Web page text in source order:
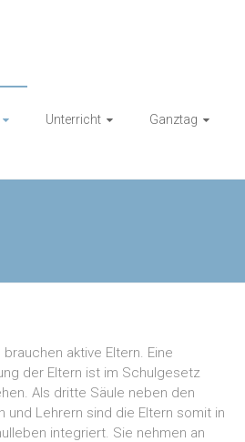
Unterricht Ganztag
brauchen aktive Eltern. Eine
der Eltern ist im Schulgesetz
Als dritte Säule neben den
und Lehrern sind die Eltern somit in
integriert. Sie nehmen an